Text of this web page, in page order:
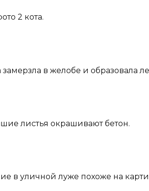
2 кота.
замерзла в желобе и образовала
листья окрашивают бетон.
в уличной луже похоже на